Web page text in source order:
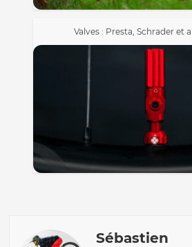
Valves : Presta, Schrader et
Sébastien